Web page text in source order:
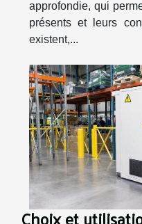
approfondie, qui
présents et leurs
existent,...